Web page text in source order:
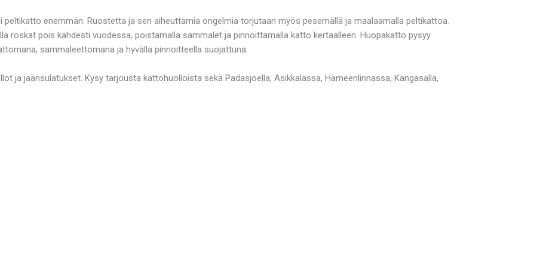
enemmän. Ruostetta ja sen aiheuttamia ongelmia torjutaan myös pesemällä ja maalaamalla peltikattoa.
roskat pois kahdesti vuodessa, poistamalla sammalet ja pinnoittamalla katto kertaalleen. Huopakatto pysyy
sammaleettomana ja hyvällä pinnoitteella suojattuna.
ja jäänsulatukset. Kysy tarjousta kattohuolloista sekä Padasjoella, Asikkalassa, Hämeenlinnassa, Kangasalla,